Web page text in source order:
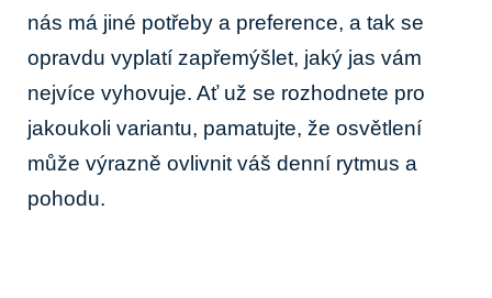
nás má ⁣jiné ⁣potřeby a preference, a ⁢tak se
opravdu‌ vyplatí ⁤zapřemýšlet, jaký jas vám
nejvíce vyhovuje. Ať ‌už⁤ se rozhodnete‍ pro
jakoukoli variantu,​ pamatujte,⁢ že ⁢osvětlení ​
může výrazně ‌ovlivnit ⁢váš ​denní rytmus a​
pohodu.